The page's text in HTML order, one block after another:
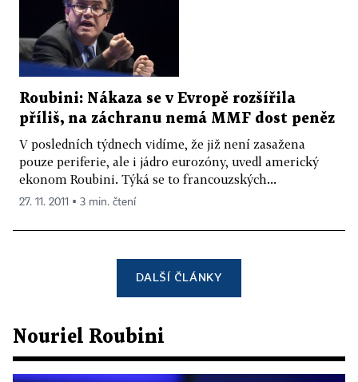
Roubini: Nákaza se v Evropě rozšířila
příliš, na záchranu nemá MMF dost peněz
V posledních týdnech vidíme, že již není zasažena
pouze periferie, ale i jádro eurozóny, uvedl americký
ekonom Roubini. Týká se to francouzských...
27. 11. 2011 ▪ 3 min. čtení
DALŠÍ ČLÁNKY
Nouriel Roubini